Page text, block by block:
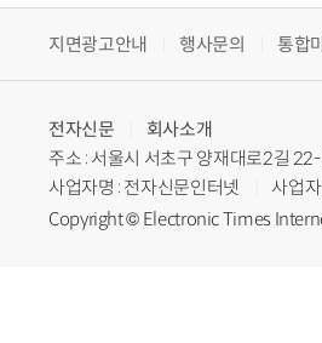
지면광고안내 행사문의 통합
전자신문
회사소개
주소 : 서울시 서초구 양재대로2길
사업자명 : 전자신문인터넷
사업
Copyright © Electronic Times